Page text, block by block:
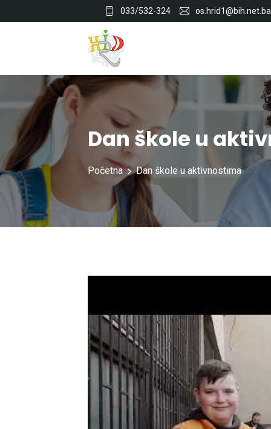
033/532-324 os.hrid1@bih.net.ba
Dan škole u
Početna Dan škole u aktivnostima